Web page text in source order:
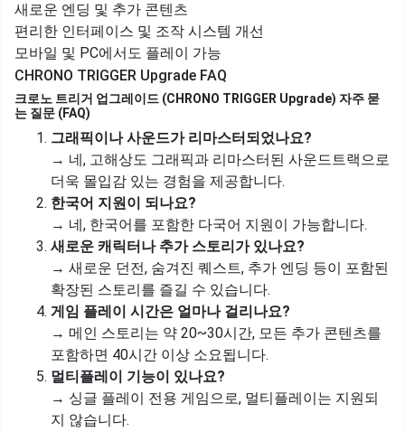
새로운 엔딩 및 추가 콘텐츠
편리한 인터페이스 및 조작 시스템 개선
모바일 및 PC에서도 플레이 가능
CHRONO TRIGGER Upgrade FAQ
크로노 트리거 업그레이드 (CHRONO TRIGGER Upgrade) 자주 묻
는 질문 (FAQ)
그래픽이나 사운드가 리마스터되었나요?
→ 네, 고해상도 그래픽과 리마스터된 사운드트랙으로
더욱 몰입감 있는 경험을 제공합니다.
한국어 지원이 되나요?
→ 네, 한국어를 포함한 다국어 지원이 가능합니다.
새로운 캐릭터나 추가 스토리가 있나요?
→ 새로운 던전, 숨겨진 퀘스트, 추가 엔딩 등이 포함된
확장된 스토리를 즐길 수 있습니다.
게임 플레이 시간은 얼마나 걸리나요?
→ 메인 스토리는 약 20~30시간, 모든 추가 콘텐츠를
포함하면 40시간 이상 소요됩니다.
멀티플레이 기능이 있나요?
→ 싱글 플레이 전용 게임으로, 멀티플레이는 지원되
지 않습니다.